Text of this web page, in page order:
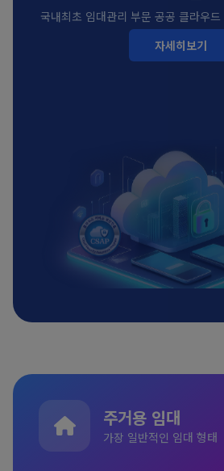
국내최초 임대관리 부문 공공 클라우
자세히보기
주거용 임대
가장 일반적인 임대 형태